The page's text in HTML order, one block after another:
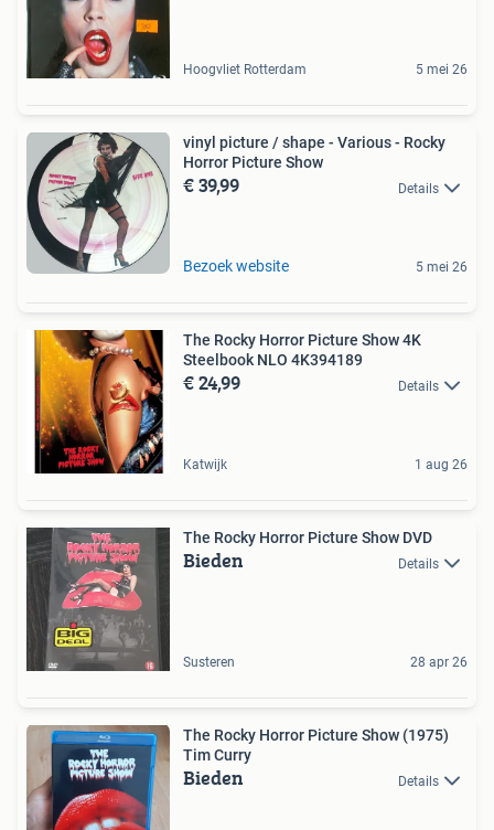
Hoogvliet Rotterdam 5 mei 26
vinyl picture / shape - Various - Rocky
Horror Picture Show
€ 39,99 Details
Bezoek website 5 mei 26
The Rocky Horror Picture Show 4K
Steelbook NLO 4K394189
€ 24,99 Details
Katwijk 1 aug 26
The Rocky Horror Picture Show DVD
Bieden Details
Susteren 28 apr 26
The Rocky Horror Picture Show (1975)
Tim Curry
Bieden Details